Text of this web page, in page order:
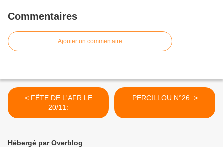
Commentaires
Ajouter un commentaire
< FÊTE DE L'AFR LE
20/11:
PERCILLOU N°26: >
Hébergé par Overblog